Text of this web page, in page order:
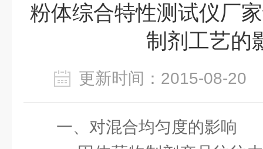
粉体综合特性测试仪厂
制剂工艺的
更新时间：2015-08-
一、对混合均匀度的影响